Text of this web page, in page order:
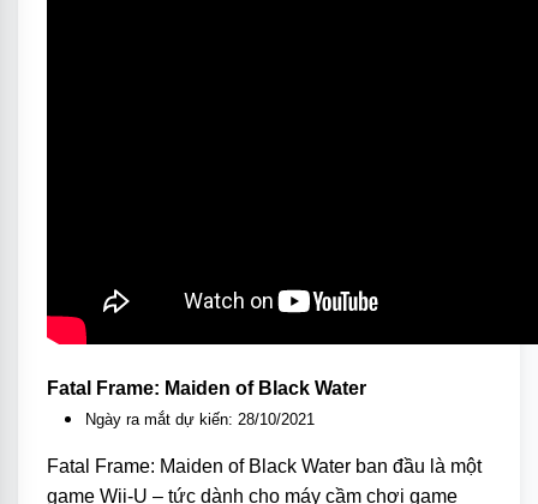
Fatal Frame: Maiden of Black Water
Ngày ra mắt dự kiến: 28/10/2021
Fatal Frame: Maiden of Black Water ban đầu là một
game Wii-U – tức dành cho máy cầm chơi game